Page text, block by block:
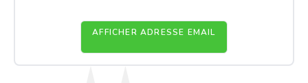
AFFICHER ADRESSE EMAIL